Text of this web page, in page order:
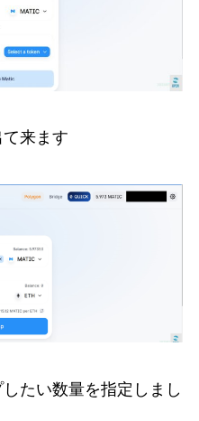
来ます
たい数量を指定しまし